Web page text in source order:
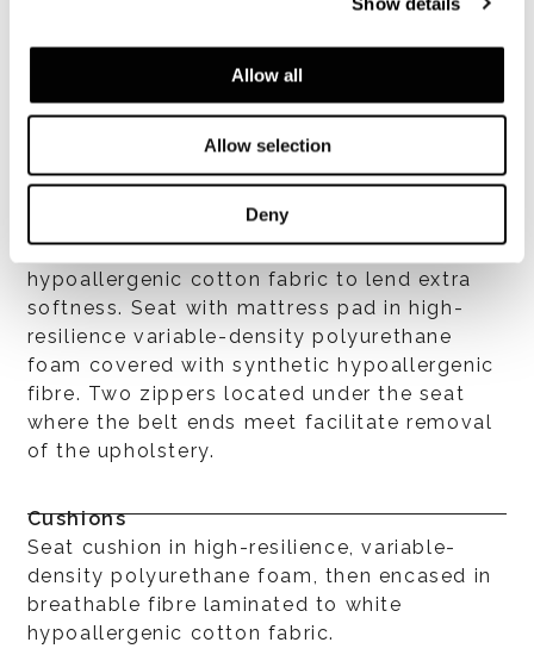
Allow all
Allow selection
Deny
In aluminium coated in fire-resistant
polyurethane foam and covered in heat-
bonded fibre laminated to white
hypoallergenic cotton fabric to lend extra
softness. Seat with mattress pad in high-
resilience variable-density polyurethane
foam covered with synthetic hypoallergenic
fibre. Two zippers located under the seat
where the belt ends meet facilitate removal
of the upholstery.
Cushions
Seat cushion in high-resilience, variable-
density polyurethane foam, then encased in
breathable fibre laminated to white
hypoallergenic cotton fabric.